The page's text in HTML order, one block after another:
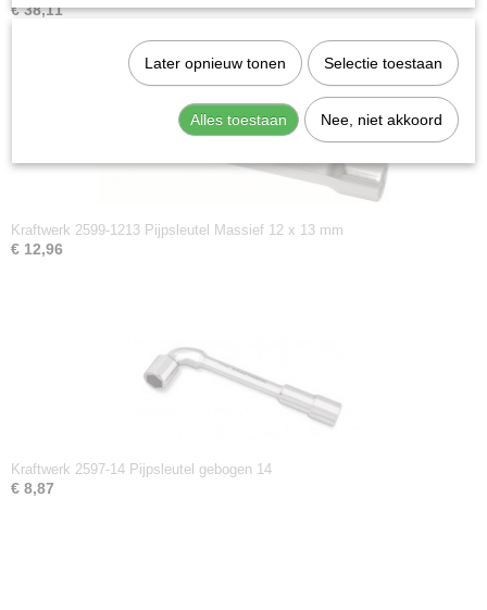
€ 38,11
Kraftwerk 2599-1213 Pijpsleutel Massief 12 x 13 mm
€ 12,96
Kraftwerk 2597-14 Pijpsleutel gebogen 14
€ 8,87
Later opnieuw tonen Selectie toestaan
Alles toestaan Nee, niet akkoord